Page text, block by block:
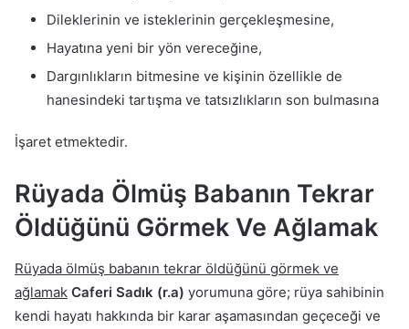
Dileklerinin ve isteklerinin gerçekleşmesine,
Hayatına yeni bir yön vereceğine,
Dargınlıkların bitmesine ve kişinin özellikle de
hanesindeki tartışma ve tatsızlıkların son bulmasına
İşaret etmektedir.
Rüyada Ölmüş Babanın Tekrar
Öldüğünü Görmek Ve Ağlamak
Rüyada ölmüş babanın tekrar öldüğünü görmek ve
ağlamak Caferi Sadık (r.a) yorumuna göre; rüya sahibinin
kendi hayatı hakkında bir karar aşamasından geçeceği ve